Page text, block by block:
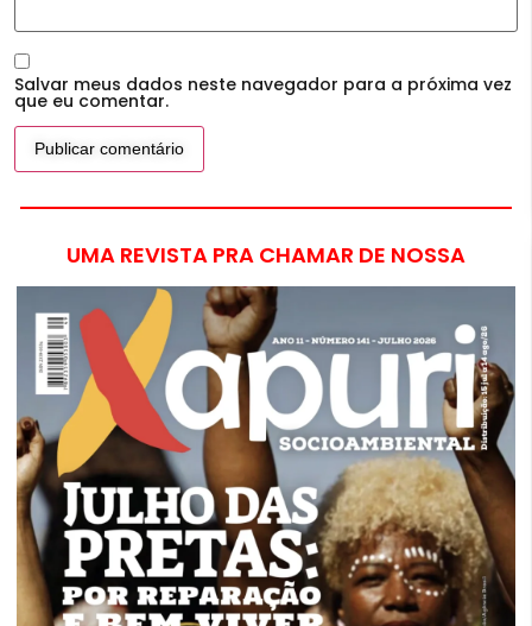
Salvar meus dados neste navegador para a próxima vez
que eu comentar.
UMA REVISTA PRA CHAMAR DE NOSSA